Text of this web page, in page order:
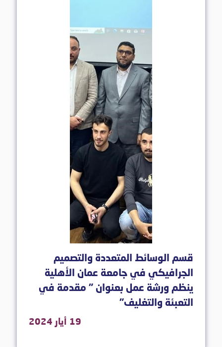
قسم الوسائط المتعددة والتصميم
الجرافيكي في جامعة عمان الأهلية
ينظم ورشة عمل بعنوان " مقدمة في
التعبئة والتغليف"
19 أيار 2024